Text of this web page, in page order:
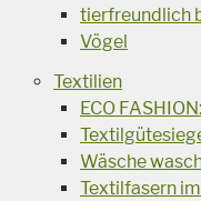
tierfreundlich
Vögel
Textilien
ECO
Wäsche
Textilfasern